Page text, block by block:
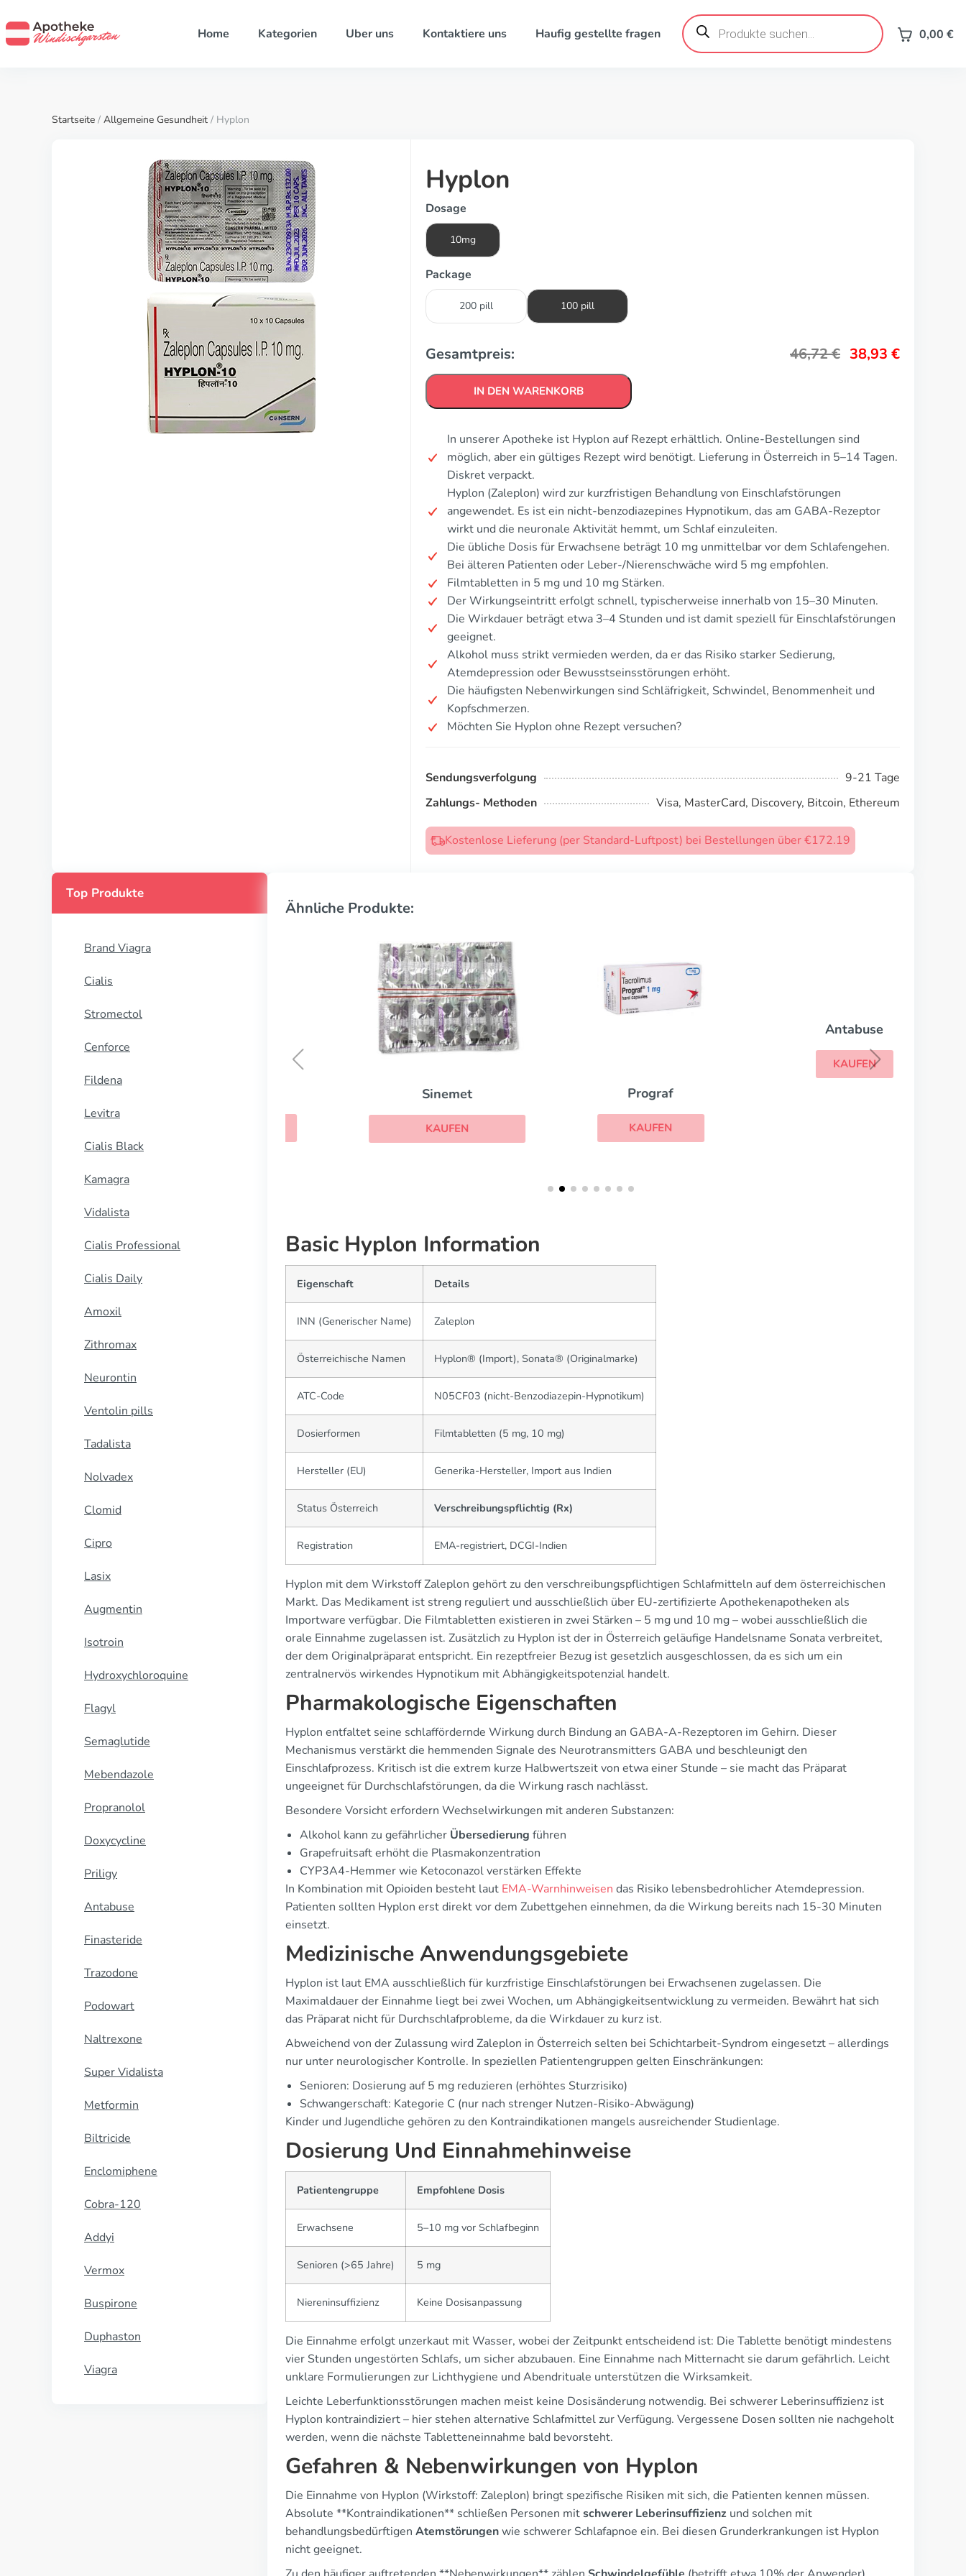
Home Kategorien Uber uns Kontaktiere uns Haufig gestellte fragen
Products
search 0,00 €
Startseite / Allgemeine Gesundheit / Hyplon
Hyplon
Dosage
10mg
Package
200 pill 100 pill
Gesamtpreis: 46,72€ 38,93 €
IN DEN WARENKORB
In unserer Apotheke ist Hyplon auf Rezept erhältlich. Online-Bestellungen sind
möglich, aber ein gültiges Rezept wird benötigt. Lieferung in Österreich in 5–14 Tagen.
Diskret verpackt.
Hyplon (Zaleplon) wird zur kurzfristigen Behandlung von Einschlafstörungen
angewendet. Es ist ein nicht-benzodiazepines Hypnotikum, das am GABA-Rezeptor
wirkt und die neuronale Aktivität hemmt, um Schlaf einzuleiten.
Die übliche Dosis für Erwachsene beträgt 10 mg unmittelbar vor dem Schlafengehen.
Bei älteren Patienten oder Leber-/Nierenschwäche wird 5 mg empfohlen.
Filmtabletten in 5 mg und 10 mg Stärken.
Der Wirkungseintritt erfolgt schnell, typischerweise innerhalb von 15–30 Minuten.
Die Wirkdauer beträgt etwa 3–4 Stunden und ist damit speziell für Einschlafstörungen
geeignet.
Alkohol muss strikt vermieden werden, da er das Risiko starker Sedierung,
Atemdepression oder Bewusstseinsstörungen erhöht.
Die häufigsten Nebenwirkungen sind Schläfrigkeit, Schwindel, Benommenheit und
Kopfschmerzen.
Möchten Sie Hyplon ohne Rezept versuchen?
Sendungsverfolgung
9-21 Tage
Zahlungs- Methoden
Visa, MasterCard, Discovery, Bitcoin, Ethereum
Kostenlose Lieferung (per Standard-Luftpost) bei Bestellungen über €172.19
Top Produkte
Brand Viagra
Cialis
Stromectol
Cenforce
Fildena
Levitra
Cialis Black
Kamagra
Vidalista
Cialis Professional
Cialis Daily
Amoxil
Zithromax
Neurontin
Ventolin pills
Tadalista
Nolvadex
Clomid
Cipro
Lasix
Augmentin
Isotroin
Hydroxychloroquine
Flagyl
Semaglutide
Mebendazole
Propranolol
Doxycycline
Priligy
Antabuse
Finasteride
Trazodone
Podowart
Naltrexone
Super Vidalista
Metformin
Biltricide
Enclomiphene
Cobra-120
Addyi
Vermox
Buspirone
Duphaston
Viagra
Ähnliche Produkte:
Basic Hyplon Information
Eigenschaft Details
INN (Generischer Name) Zaleplon
Österreichische Namen Hyplon® (Import), Sonata® (Originalmarke)
ATC-Code N05CF03 (nicht-Benzodiazepin-Hypnotikum)
Dosierformen Filmtabletten (5 mg, 10 mg)
Hersteller (EU) Generika-Hersteller, Import aus Indien
Status Österreich Verschreibungspflichtig (Rx)
Registration EMA-registriert, DCGI-Indien
Hyplon mit dem Wirkstoff Zaleplon gehört zu den verschreibungspflichtigen Schlafmitteln auf dem österreichischen
Markt. Das Medikament ist streng reguliert und ausschließlich über EU-zertifizierte Apothekenapotheken als
Importware verfügbar. Die Filmtabletten existieren in zwei Stärken – 5 mg und 10 mg – wobei ausschließlich die
orale Einnahme zugelassen ist. Zusätzlich zu Hyplon ist der in Österreich geläufige Handelsname Sonata verbreitet,
der dem Originalpräparat entspricht. Ein rezeptfreier Bezug ist gesetzlich ausgeschlossen, da es sich um ein
zentralnervös wirkendes Hypnotikum mit Abhängigkeitspotenzial handelt.
Pharmakologische Eigenschaften
Hyplon entfaltet seine schlaffördernde Wirkung durch Bindung an GABA-A-Rezeptoren im Gehirn. Dieser
Mechanismus verstärkt die hemmenden Signale des Neurotransmitters GABA und beschleunigt den
Einschlafprozess. Kritisch ist die extrem kurze Halbwertszeit von etwa einer Stunde – sie macht das Präparat
ungeeignet für Durchschlafstörungen, da die Wirkung rasch nachlässt.
Besondere Vorsicht erfordern Wechselwirkungen mit anderen Substanzen:
Alkohol kann zu gefährlicher Übersedierung führen
Grapefruitsaft erhöht die Plasmakonzentration
CYP3A4-Hemmer wie Ketoconazol verstärken Effekte
In Kombination mit Opioiden besteht laut EMA-Warnhinweisen das Risiko lebensbedrohlicher Atemdepression.
Patienten sollten Hyplon erst direkt vor dem Zubettgehen einnehmen, da die Wirkung bereits nach 15-30 Minuten
einsetzt.
Medizinische Anwendungsgebiete
Hyplon ist laut EMA ausschließlich für kurzfristige Einschlafstörungen bei Erwachsenen zugelassen. Die
Maximaldauer der Einnahme liegt bei zwei Wochen, um Abhängigkeitsentwicklung zu vermeiden. Bewährt hat sich
das Präparat nicht für Durchschlafprobleme, da die Wirkdauer zu kurz ist.
Abweichend von der Zulassung wird Zaleplon in Österreich selten bei Schichtarbeit-Syndrom eingesetzt – allerdings
nur unter neurologischer Kontrolle. In speziellen Patientengruppen gelten Einschränkungen:
Senioren: Dosierung auf 5 mg reduzieren (erhöhtes Sturzrisiko)
Schwangerschaft: Kategorie C (nur nach strenger Nutzen-Risiko-Abwägung)
Kinder und Jugendliche gehören zu den Kontraindikationen mangels ausreichender Studienlage.
Dosierung Und Einnahmehinweise
Patientengruppe Empfohlene Dosis
Erwachsene 5–10 mg vor Schlafbeginn
Senioren (>65 Jahre) 5 mg
Niereninsuffizienz Keine Dosisanpassung
Die Einnahme erfolgt unzerkaut mit Wasser, wobei der Zeitpunkt entscheidend ist: Die Tablette benötigt mindestens
vier Stunden ungestörten Schlafs, um sicher abzubauen. Eine Einnahme nach Mitternacht sie darum gefährlich. Leicht
unklare Formulierungen zur Lichthygiene und Abendrituale unterstützen die Wirksamkeit.
Leichte Leberfunktionsstörungen machen meist keine Dosisänderung notwendig. Bei schwerer Leberinsuffizienz ist
Hyplon kontraindiziert – hier stehen alternative Schlafmittel zur Verfügung. Vergessene Dosen sollten nie nachgeholt
werden, wenn die nächste Tabletteneinnahme bald bevorsteht.
Gefahren & Nebenwirkungen von Hyplon
Die Einnahme von Hyplon (Wirkstoff: Zaleplon) bringt spezifische Risiken mit sich, die Patienten kennen müssen.
Absolute **Kontraindikationen** schließen Personen mitschwerer Leberinsuffizienz und solchen mit
behandlungsbedürftigen Atemstörungenwie schwerer Schlafapnoe ein. Bei diesen Grunderkrankungen ist Hyplon
nicht geeignet.